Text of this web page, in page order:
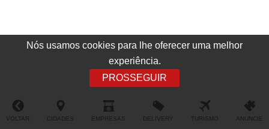
Nós usamos cookies para lhe oferecer uma melhor
experiência.
PROSSEGUIR
VOLTAR CIDADES EMPRESAS DELIVERY TURISMO ANUNCIE